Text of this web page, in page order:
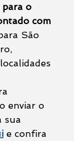
para o
com
São
enviar o
sua
e confira